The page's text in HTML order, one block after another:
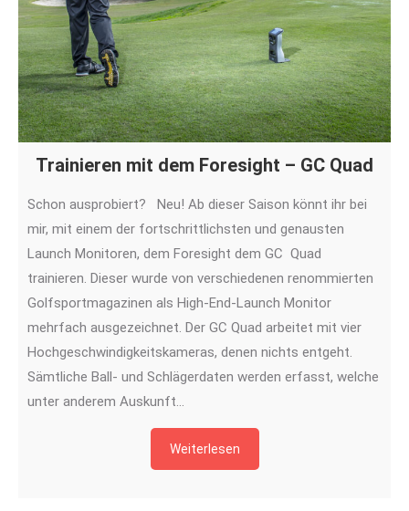
Trainieren mit dem Foresight – GC Quad
Schon ausprobiert? Neu! Ab dieser Saison könnt ihr bei
mir, mit einem der fortschrittlichsten und genausten
Launch Monitoren, dem Foresight dem GC Quad
trainieren. Dieser wurde von verschiedenen renommierten
Golfsportmagazinen als High-End-Launch Monitor
mehrfach ausgezeichnet. Der GC Quad arbeitet mit vier
Hochgeschwindigkeitskameras, denen nichts entgeht.
Sämtliche Ball- und Schlägerdaten werden erfasst, welche
unter anderem Auskunft…
Weiterlesen